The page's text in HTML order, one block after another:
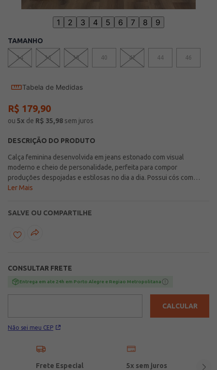
1 2 3 4 5 6 7 8 9
TAMANHO
34 36 38 40 42 44 46
Tabela de Medidas
R$ 179,90
ou 5x de R$ 35,98 sem juros
DESCRIÇÃO DO PRODUTO
Calça feminina desenvolvida em jeans estonado com visual
moderno e cheio de personalidade, perfeita para compor
produções despojadas e estilosas no dia a dia. Possui cós com
passantes, cintura alta, fechamento frontal por zíper e botão de
confortável, trazendo um toque urbano e contemporâneo para
diferentes combinações. Conta ainda com bolsos frontais e
posteriores funcionais que adicionam funcionalidade à peça sem
adicionando charme e um toque fashion ao visual. Uma opção
confortável e estilosa, ideal para criar looks modernos e cheios de
Ler Mais
SALVE OU COMPARTILHE
CONSULTAR FRETE
Entrega em ate 24h em Porto Alegre e Regiao Metropolitana
Não sei meu CEP
CALCULAR
Frete Especial 5x sem juros